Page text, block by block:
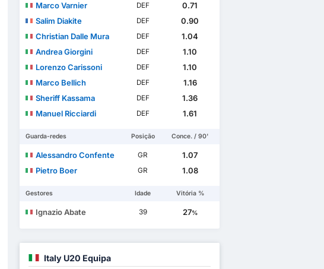
Marco Varnier
DEF
0.71
Salim Diakite
DEF
0.90
Christian Dalle Mura
DEF
1.04
Andrea Giorgini
DEF
1.10
Lorenzo Carissoni
DEF
1.10
Marco Bellich
DEF
1.16
Sheriff Kassama
DEF
1.36
Manuel Ricciardi
DEF 1.61
Guarda-redes Posição Conce. / 90'
Alessandro Confente GR
1.07
Pietro Boer
GR 1.08
Gestores Idade Vitória %
Ignazio Abate 39 27%
Italy U20 Equipa